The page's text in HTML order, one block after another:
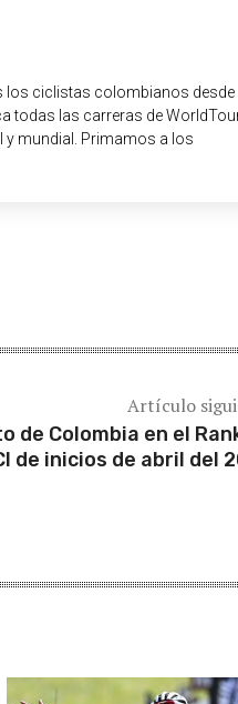
los ciclistas colombianos desde
todas las carreras de
mundial. Primamos a los
Artículo
de Colombia en el
de inicios de abril del